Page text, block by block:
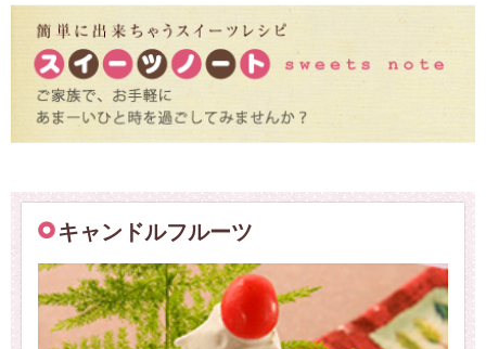
キャンドルフルーツ